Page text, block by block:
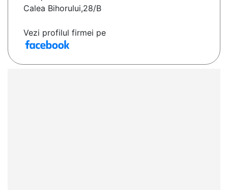
Calea Bihorului,28/B
Vezi profilul firmei pe